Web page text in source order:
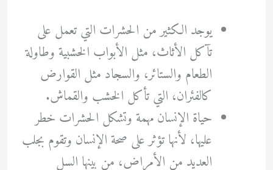
يوجد الكثير من الحشرات التي تعمل على
تآكل الأثاث، مثل الأبواب الخشبية وطاولة
الطعام والستائر، والسجاد مثل القوارض
كالفئران، التي تأكل الخشب والقماش.
حياة الإنسان مهمة وتشكل الحشرات خطر
عليها، لأنها تؤثر على صحة الإنسان وتقوم بجلب
العديد من الأمراض، من بينها السل